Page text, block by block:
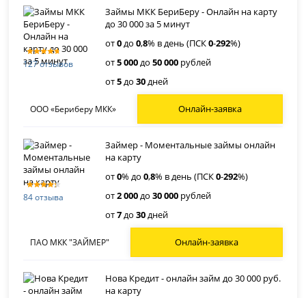
127 отзывов
Займы МКК БериБеру - Онлайн на карту
до 30 000 за 5 минут
от0до0,8% в день (ПСК0-292%)
от5 000до50 000 рублей
от5до30дней
ООО «Бериберу МКК» Онлайн-заявка
84 отзыва
Займер - Моментальные займы онлайн
на карту
от0% до0,8% в день (ПСК0-292%)
от2 000до30 000 рублей
от7до30дней
ПАО МКК "ЗАЙМЕР" Онлайн-заявка
Нова Кредит - онлайн займ до 30 000 руб.
на карту